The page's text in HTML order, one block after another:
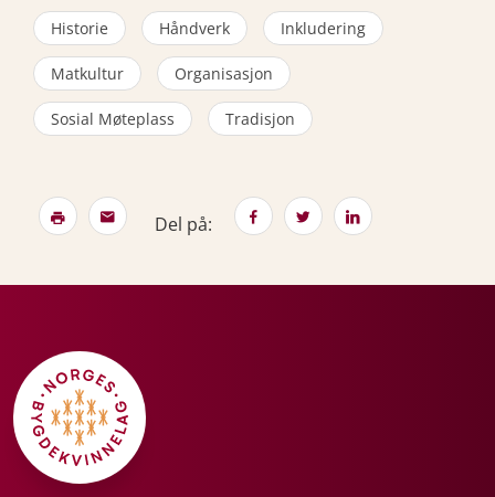
Historie Håndverk Inkludering
Matkultur Organisasjon
Sosial Møteplass Tradisjon
Del på: